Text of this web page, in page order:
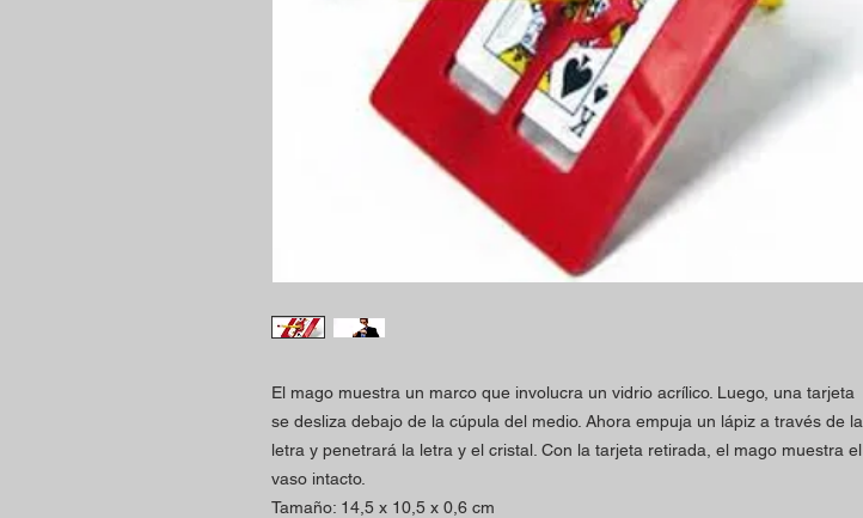
El mago muestra un marco que involucra un vidrio acrílico. Luego, una tarjeta
se desliza debajo de la cúpula del medio. Ahora empuja un lápiz a través de la
letra y penetrará la letra y el cristal. Con la tarjeta retirada, el mago muestra el
vaso intacto.
Tamaño: 14,5 x 10,5 x 0,6 cm